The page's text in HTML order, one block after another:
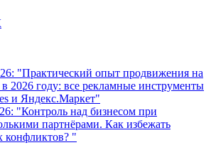
"Практический опыт продвижения на
в 2026 году: все рекламные инструменты
и Яндекс.Маркет"
"Контроль над бизнесом при
партнёрами. Как избежать
конфликтов? "